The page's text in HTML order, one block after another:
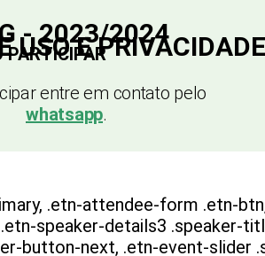
- 2023/2024
USO E PRIVACIDADE
PARTICIPAR
entre em contato pelo
whatsapp.
.etn-attendee-form .etn-
speaker-details3 .speaker-
button-next, .etn-event-slider